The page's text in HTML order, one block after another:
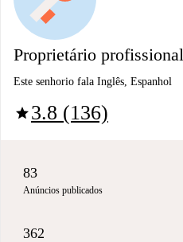
Proprietário profissional
Este senhorio fala Inglês, Espanhol
star3.8 (136)
83
Anúncios publicados
362